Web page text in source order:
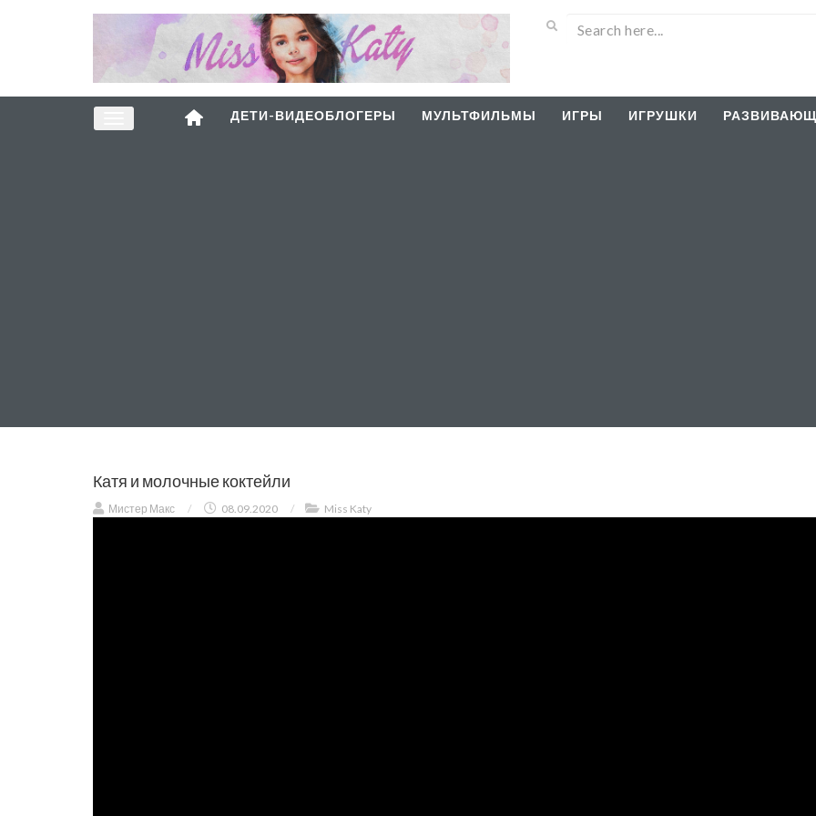
ДЕТИ-ВИДЕОБЛОГЕРЫ МУЛЬТФИЛЬМЫ ИГРЫ ИГРУШКИ
Катя и молочные коктейли
Мистер Макс / 08.09.2020 / Miss Katy